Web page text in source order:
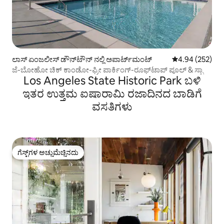
ಲಾಸ್ ಏಂಜಲೀಸ್ ಡೌನ್‌ಟೌನ್ ನಲ್ಲಿ ಅಪಾರ್ಟ್‌ಮಂಟ್ 5 ರಲ್ಲಿ 4.94
4.94 (252)
ಜೆ-ಬೋಹೋ ಚಿಕ್ ಕಾಂಡೋ-ಫ್ರೀ ಪಾರ್ಕಿಂಗ್-ರೂಫ್‌ಟಾಪ್ ಪೂಲ್ & ಸ್ಪಾ
Los Angeles State Historic Park ಬಳಿ
ಇತರ ಉತ್ತಮ ಐಷಾರಾಮಿ ರಜಾದಿನದ ಬಾಡಿಗೆ
ವಸತಿಗಳು
ಗೆಸ್ಟ್‌ಗಳ ಅಚ್ಚುಮೆಚ್ಚಿನದು
ಗೆಸ್ಟ್‌ಗಳ ಅಚ್ಚುಮೆಚ್ಚಿನದು